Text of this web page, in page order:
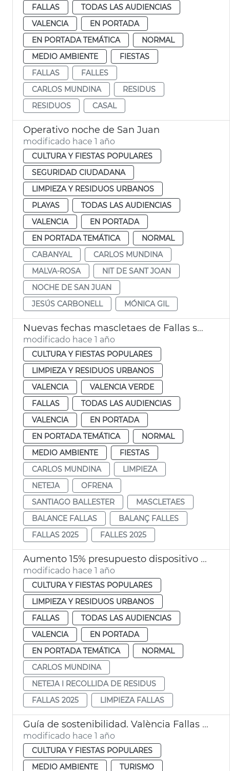
FALLAS
TODAS LAS AUDIENCIAS
VALENCIA
EN PORTADA
EN PORTADA TEMÁTICA
NORMAL
MEDIO AMBIENTE
FIESTAS
FALLAS
FALLES
CARLOS MUNDINA
RESIDUS
RESIDUOS
CASAL
Operativo noche de San Juan
modificado hace 1 año
CULTURA Y FIESTAS POPULARES
SEGURIDAD CIUDADANA
LIMPIEZA Y RESIDUOS URBANOS
PLAYAS
TODAS LAS AUDIENCIAS
VALENCIA
EN PORTADA
EN PORTADA TEMÁTICA
NORMAL
CABANYAL
CARLOS MUNDINA
MALVA-ROSA
NIT DE SANT JOAN
NOCHE DE SAN JUAN
JESÚS CARBONELL
MÓNICA GIL
Nuevas fechas mascletaes de Fallas suspendidas por la lluvia
modificado hace 1 año
CULTURA Y FIESTAS POPULARES
LIMPIEZA Y RESIDUOS URBANOS
VALENCIA
VALENCIA VERDE
FALLAS
TODAS LAS AUDIENCIAS
VALENCIA
EN PORTADA
EN PORTADA TEMÁTICA
NORMAL
MEDIO AMBIENTE
FIESTAS
CARLOS MUNDINA
LIMPIEZA
NETEJA
OFRENA
SANTIAGO BALLESTER
MASCLETAES
BALANCE FALLAS
BALANÇ FALLES
FALLAS 2025
FALLES 2025
Aumento 15% presupuesto dispositivo limpieza Fallas 2025 València
modificado hace 1 año
CULTURA Y FIESTAS POPULARES
LIMPIEZA Y RESIDUOS URBANOS
FALLAS
TODAS LAS AUDIENCIAS
VALENCIA
EN PORTADA
EN PORTADA TEMÁTICA
NORMAL
CARLOS MUNDINA
NETEJA I RECOLLIDA DE RESIDUS
FALLAS 2025
LIMPIEZA FALLAS
Guía de sostenibilidad. València Fallas 2025
modificado hace 1 año
CULTURA Y FIESTAS POPULARES
MEDIO AMBIENTE
TURISMO